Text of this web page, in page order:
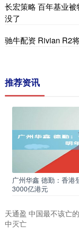
长宏策略 百年基业
没了
驰牛配资 Rivian R2
推荐资讯
广州华鑫 德勤：香港
3000亿港元
天通盈 中国最不该亡
中灭亡